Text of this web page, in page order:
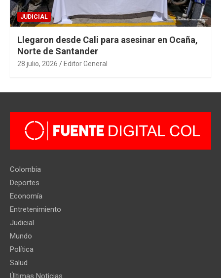
JUDICIAL
Llegaron desde Cali para asesinar en Ocaña,
Norte de Santander
28 julio, 2026 Editor General
Colombia
Deportes
Economía
Entretenimiento
Judicial
Mundo
Política
Salud